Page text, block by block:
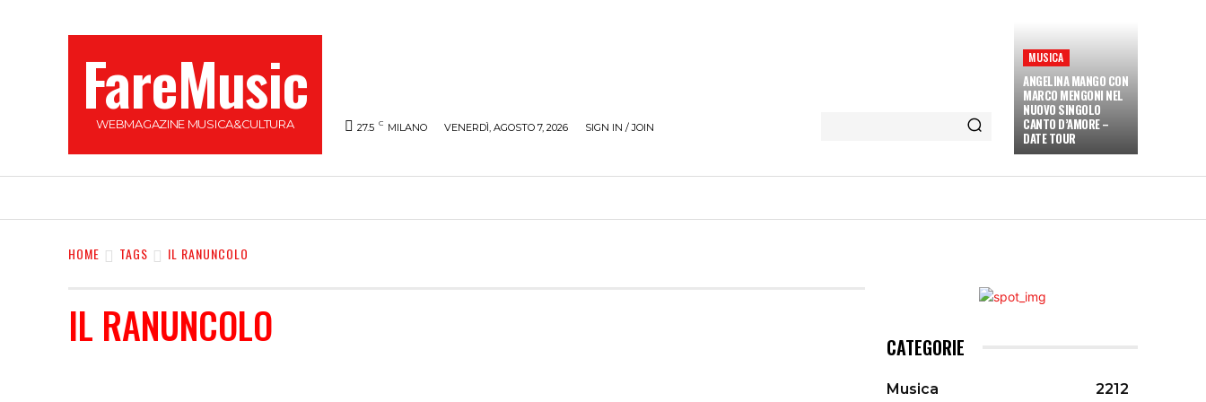
FareMusic
WEBMAGAZINE MUSICA&CULTURA 27.5 C MILANO VENERDÌ, AGOSTO 7, 2026 SIGN IN / JOIN
MUSICA
ANGELINA MANGO CON
MARCO MENGONI NEL
NUOVO SINGOLO
CANTO D’AMORE –
DATE TOUR
HOME TAGS IL RANUNCOLO
IL RANUNCOLO CATEGORIE
Musica
2212